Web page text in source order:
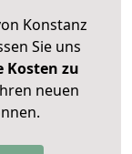
Konstanz
Sie uns
Kosten zu
neuen